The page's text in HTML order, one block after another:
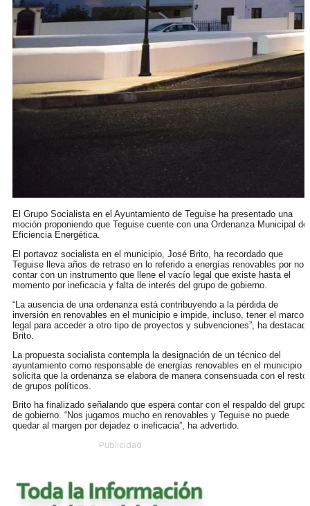
El Grupo Socialista en el Ayuntamiento de Teguise ha presentado una
moción proponiendo que Teguise cuente con una Ordenanza Municipal de
Eficiencia Energética.
El portavoz socialista en el municipio, José Brito, ha recordado que
Teguise lleva años de retraso en lo referido a energías renovables por no
contar con un instrumento que llene el vacío legal que existe hasta el
momento por ineficacia y falta de interés del grupo de gobierno.
“La ausencia de una ordenanza está contribuyendo a la pérdida de
inversión en renovables en el municipio e impide, incluso, tener el marco
legal para acceder a otro tipo de proyectos y subvenciones”, ha
Brito.
La propuesta socialista contempla la designación de un técnico del
ayuntamiento como responsable de energías renovables en el municipio y
solicita que la ordenanza se elabora de manera consensuada con el resto
de grupos políticos.
Brito ha finalizado señalando que espera contar con el respaldo del grupo
de gobierno. “Nos jugamos mucho en renovables y Teguise no puede
quedar al margen por dejadez o ineficacia”, ha advertido.
Publicidad